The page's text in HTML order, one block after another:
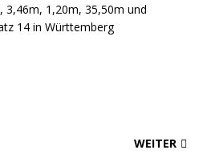
3,46m, 1,20m, 35,50m und
14 in Württemberg
WEITER